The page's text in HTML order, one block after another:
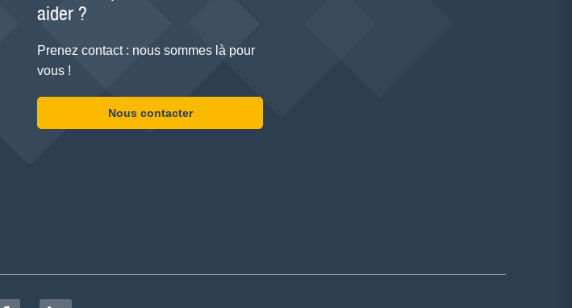
aider ?
Prenez contact : nous sommes là pour
vous !
Nous contacter